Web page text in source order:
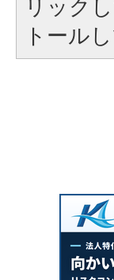
リック
トール